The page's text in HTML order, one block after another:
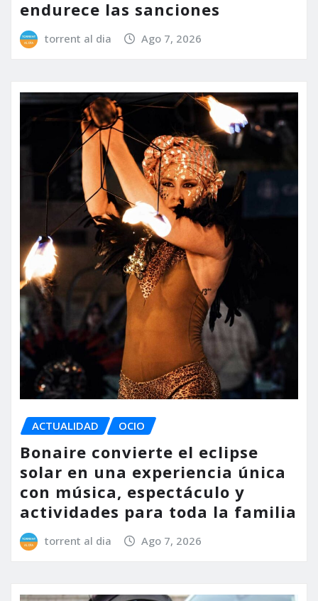
endurece las sanciones
torrent al dia Ago 7, 2026
ACTUALIDAD OCIO
Bonaire convierte el eclipse
solar en una experiencia única
con música, espectáculo y
actividades para toda la familia
torrent al dia Ago 7, 2026